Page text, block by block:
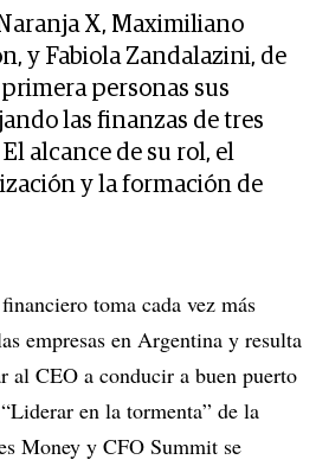
X, Maximiliano
y Fabiola Zandalazini, de
personas sus
las finanzas de tres
alcance de su rol, el
y la formación de
toma cada vez más
empresas en Argentina y resulta
al CEO a conducir a buen puerto
en la tormenta” de la
Money y CFO Summit se